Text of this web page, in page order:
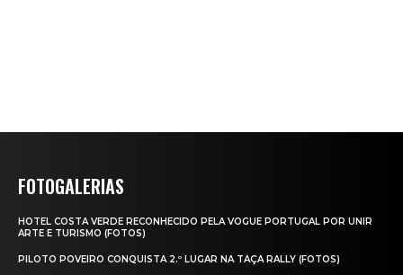
FOTOGALERIAS
HOTEL COSTA VERDE RECONHECIDO PELA VOGUE PORTUGAL POR UNIR
ARTE E TURISMO (FOTOS)
PILOTO POVEIRO CONQUISTA 2.º LUGAR NA TAÇA RALLY (FOTOS)